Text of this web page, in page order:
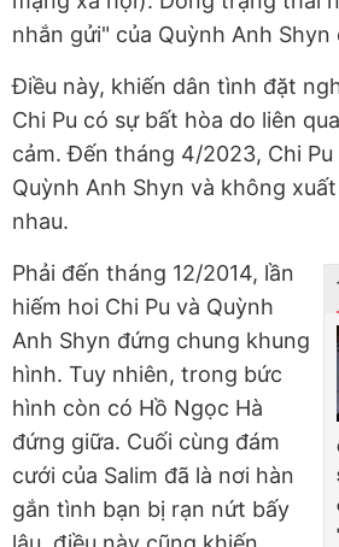
nhắn gửi" của Quỳnh Anh Shyn
Điều này, khiến dân tình đặt
Chi Pu có sự bất hòa do liên
cảm. Đến tháng 4/2023, Chi
Quỳnh Anh Shyn và không
nhau.
Phải đến tháng 12/2014, lần
hiếm hoi Chi Pu và Quỳnh
Anh Shyn đứng chung khung
hình. Tuy nhiên, trong bức
hình còn có Hồ Ngọc Hà
đứng giữa. Cuối cùng đám
cưới của Salim đã là nơi hàn
gắn tình bạn bị rạn nứt bấy